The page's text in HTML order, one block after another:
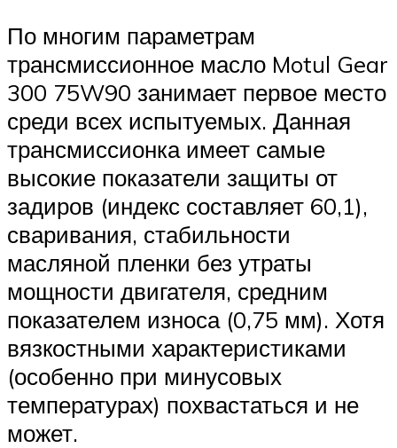
По многим параметрам
трансмиссионное масло Motul Gear
300 75W90 занимает первое место
среди всех испытуемых. Данная
трансмиссионка имеет самые
высокие показатели защиты от
задиров (индекс составляет 60,1),
сваривания, стабильности
масляной пленки без утраты
мощности двигателя, средним
показателем износа (0,75 мм). Хотя
вязкостными характеристиками
(особенно при минусовых
температурах) похвастаться и не
может.